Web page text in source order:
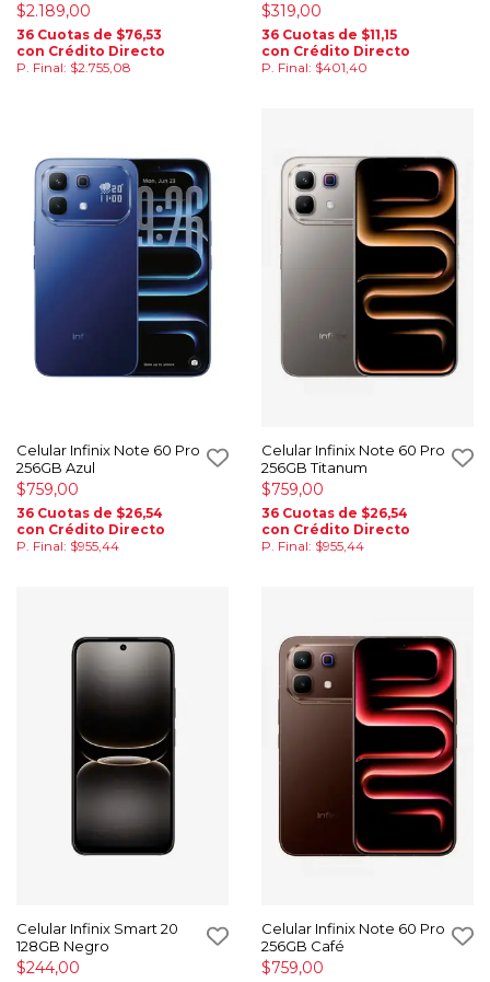
$2.189,00
36 Cuotas de $76,53
con Crédito Directo
P. Final: $2.755,08
$319,00
36 Cuotas de $11,15
con Crédito Directo
P. Final: $401,40
Celular Infinix Note 60 Pro
256GB Azul
$759,00
36 Cuotas de $26,54
con Crédito Directo
P. Final: $955,44
Celular Infinix Note 60 Pro
256GB Titanum
$759,00
36 Cuotas de $26,54
con Crédito Directo
P. Final: $955,44
Celular Infinix Smart 20
128GB Negro
$244,00
Celular Infinix Note 60 Pro
256GB Café
$759,00